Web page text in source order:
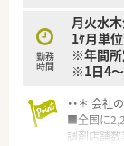
勤務
時間
月火水
1ｹ月単
※年間所
※1日4～
・・＊ 会社
■全国に
調剤店舗数